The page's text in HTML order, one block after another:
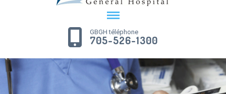
GBGH téléphone
705-526-1300